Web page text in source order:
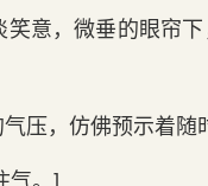
意，微垂的眼‌帘
压，仿佛预示着随
气。]